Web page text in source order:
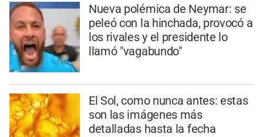
Nueva polémica de Neymar: se
peleó con la hinchada, provocó a
los rivales y el presidente lo
llamó "vagabundo"
El Sol, como nunca antes: estas
son las imágenes más
detalladas hasta la fecha